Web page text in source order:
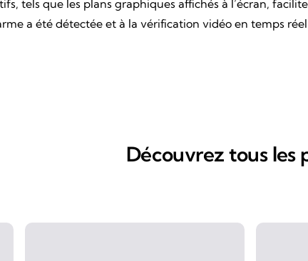
tels que les plans graphiques affichés à l’écran,
a été détectée et à la vérification vidéo en temps réel
Découvrez tous les